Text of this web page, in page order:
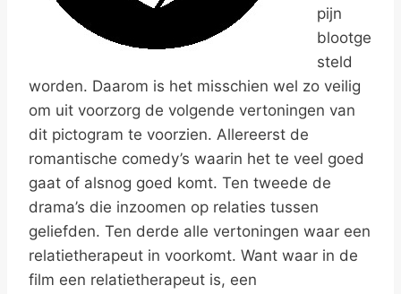
pijn
blootge
steld
worden. Daarom is het misschien wel zo veilig
om uit voorzorg de volgende vertoningen van
dit pictogram te voorzien. Allereerst de
romantische comedy’s waarin het te veel goed
gaat of alsnog goed komt. Ten tweede de
drama’s die inzoomen op relaties tussen
geliefden. Ten derde alle vertoningen waar een
relatietherapeut in voorkomt. Want waar in de
film een relatietherapeut is, een